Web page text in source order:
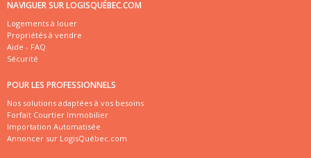
NAVIGUER SUR LOGISQUÉBEC.COM
Logements à louer
Propriétés à vendre
Aide - FAQ
Sécurité
POUR LES PROFESSIONNELS
Nos solutions adaptées à vos besoins
Forfait Courtier Immobilier
Importation Automatisée
Annoncer sur LogisQuébec.com